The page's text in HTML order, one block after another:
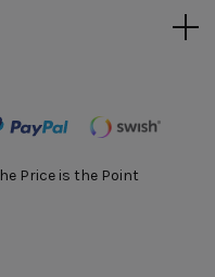
Price is the Point